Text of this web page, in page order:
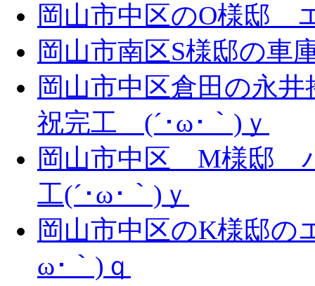
岡山市中区のO様邸
岡山市南区S様邸の車
岡山市中区倉田の永
祝完工 (´･ω･｀)ｙ
岡山市中区 M様邸
工(´･ω･｀)ｙ
岡山市中区のK様邸の
ω･｀)ｑ